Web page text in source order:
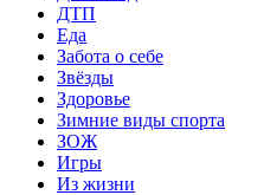
ДТП
Еда
Забота о себе
Звёзды
Здоровье
Зимние виды спорта
ЗОЖ
Игры
Из жизни